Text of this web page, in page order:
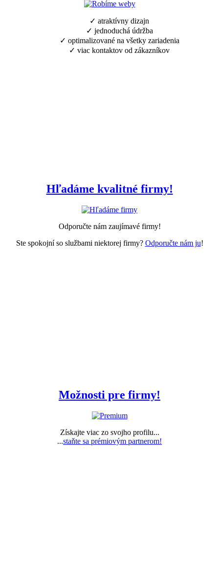
✓ atraktívny dizajn
✓ jednoduchá údržba
✓ optimalizované na všetky zariadenia
✓ viac kontaktov od zákazníkov
Hľadáme kvalitné firmy!
Odporučte nám zaujímavé firmy!
Ste spokojní so službami niektorej firmy? Odporučte nám ju!
Možnosti pre firmy!
Získajte viac zo svojho profilu...
...staňte sa prémiovým partnerom!